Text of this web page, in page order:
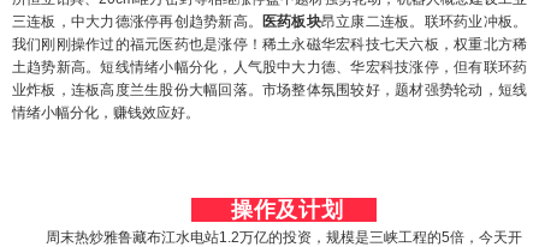
三连板，中大力德涨停再创趋势新高。 医药板块昂立康二连板。联环药业冲板。
我们刚刚操作过的福元医药也是涨停！稀土永磁华宏科技七天六板，权重北方稀
土趋势新高。短线情绪小幅分化，人气股中大力德、华宏科技涨停，但有联环药
业炸板，连板高度兰生股份大幅回落。市场整体氛围较好，题材强势轮动，短线
情绪小幅分化，赚钱效应好。
操作及计划
周末热炒雅鲁藏布江水电站1.2万亿的投资，规模是三峡工程的5倍，今天开